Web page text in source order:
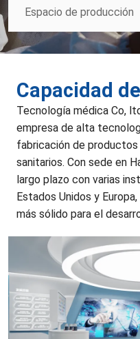
Espacio de producción
Capacidad
Tecnología médica Co,
empresa de alta
fabricación de
sanitarios. Con sede en
largo plazo con varias
Estados Unidos y
más sólido para el